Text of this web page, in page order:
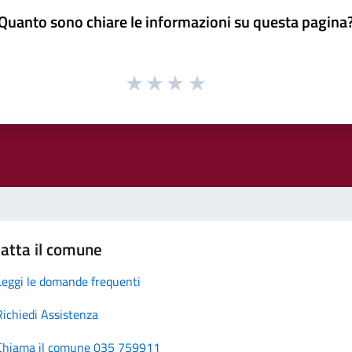
sono chiare le informazioni su questa
il comune
le domande frequenti
Assistenza
il comune 035 759911